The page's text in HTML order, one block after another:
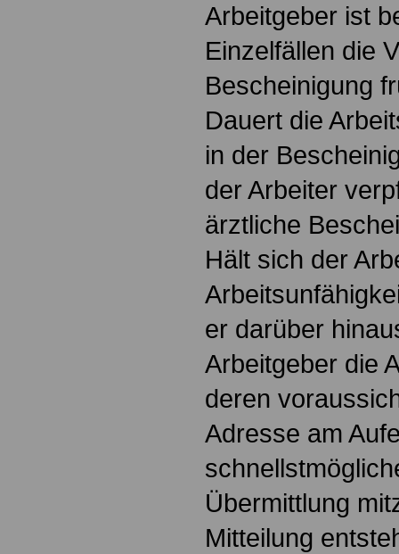
Arbeitgeber ist
Einzelfällen die
Bescheinigung
Dauert die
in der
der Arbeiter
ärztliche
Hält sich der
er darüber
Arbeitgeber die
deren
Adresse am
Übermittlung
Mitteilung